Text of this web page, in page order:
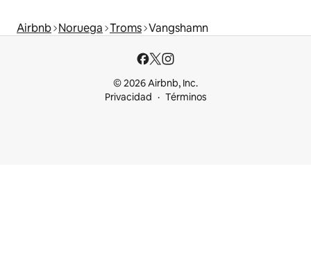
Airbnb Noruega Troms Vangshamn
© 2026 Airbnb, Inc.
Privacidad
Términos